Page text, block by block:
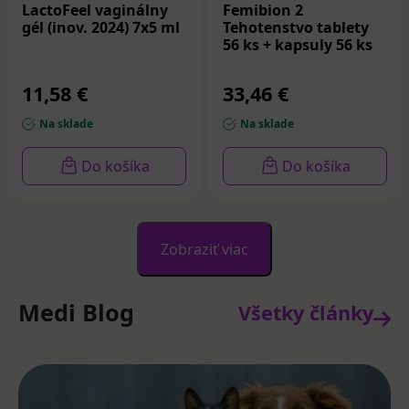
LactoFeel vaginálny
gél (inov. 2024) 7x5 ml
11,58 €
Na sklade
Do košíka
Femibion 2
Tehotenstvo tablety
56 ks + kapsuly 56 ks
33,46 €
Na sklade
Do košíka
Zobraziť viac
Medi Blog Všetky články